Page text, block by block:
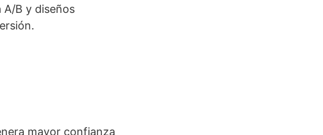
A/B y diseños
mayor confianza